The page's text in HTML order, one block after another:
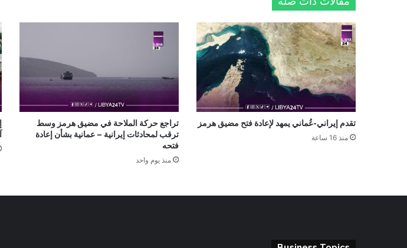
تقدم إيراني-عُماني يمهد لإعادة فتح مضيق هرمز
منذ 16 ساعة
تراجع حركة الملاحة في مضيق هرمز وسط
ترقب لمحادثات إيرانية – عمانية بشأن إعادة
فتحه
منذ يوم واحد